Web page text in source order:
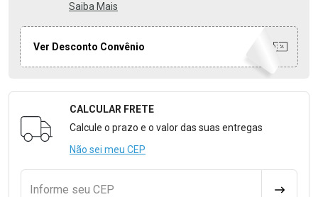
Saiba Mais
Ver Desconto Convênio
Formulário para Calcular o Frete
CALCULAR FRETE
Calcule o prazo e o valor das suas entregas
Não sei meu CEP
Informe seu CEP